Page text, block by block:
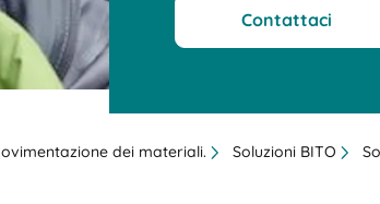
Contattaci
dei materiali. Soluzioni BITO